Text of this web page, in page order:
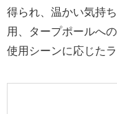
得られ、温かい気持
用、タープポールへ
使用シーンに応じた